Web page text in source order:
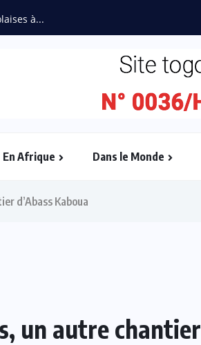
à...
En Afrique Dans le Monde
d’Abass Kaboua
un autre chantier